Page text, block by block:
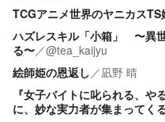
TCGアニメ世界のヤニカスTS
ハズレスキル「小箱」 〜異
る〜／@tea_kaijyu
絵師姫の恩返し／凪野 晴
『女子バイトに叱られる、
に、妙な実力者が集まってく